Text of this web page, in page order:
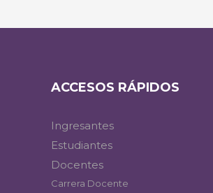
ACCESOS RÁPIDOS
Ingresantes
Estudiantes
Docentes
Carrera Docente